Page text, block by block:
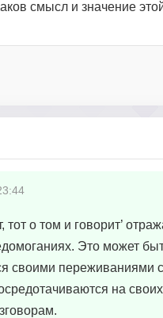
смысл и значение
тот о том и говорит’
Это может
своими переживаниями
на